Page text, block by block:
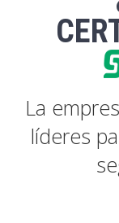
La
líderes